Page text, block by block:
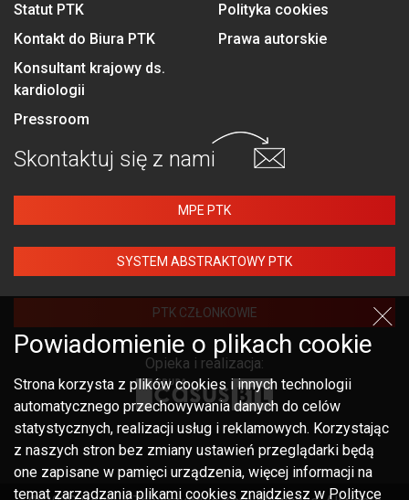
Statut PTK
Kontakt do Biura PTK
Konsultant krajowy ds.
kardiologii
Pressroom
Polityka cookies
Prawa autorskie
Skontaktuj się z nami
MPE PTK
SYSTEM ABSTRAKTOWY PTK
PTK CZŁONKOWIE
Opieka i realizacja:
Powiadomienie o plikach cookie
Strona korzysta z plików cookies i innych technologii
automatycznego przechowywania danych do celów
statystycznych, realizacji usług i reklamowych. Korzystając
z naszych stron bez zmiany ustawień przeglądarki będą
one zapisane w pamięci urządzenia, więcej informacji na
temat zarządzania plikami cookies znajdziesz w Polityce